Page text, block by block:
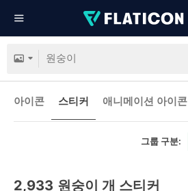
아이콘 스티커 애니메이션 아이콘
그룹 구분:
2,933 원숭이 개 스티커